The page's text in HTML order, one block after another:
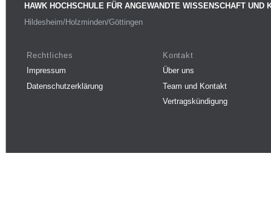
HAWK HOCHSCHULE FÜR ANGEWANDTE WISSENSCHAFT UND
Hildesheim/Holzminden/Göttingen
Rechtliches
Impressum
Datenschutzerklärung
Kontakt
Über uns
Team und Kontakt
Vertragskündigung